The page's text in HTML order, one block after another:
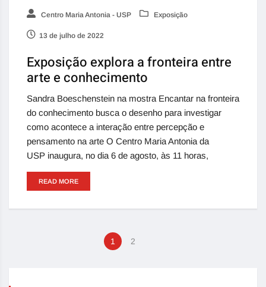
Centro Maria Antonia - USP Exposição
13 de julho de 2022
Exposição explora a fronteira entre
arte e conhecimento
Sandra Boeschenstein na mostra Encantar na fronteira
do conhecimento busca o desenho para investigar
como acontece a interação entre percepção e
pensamento na arte O Centro Maria Antonia da
USP inaugura, no dia 6 de agosto, às 11 horas,
READ MORE
1 2